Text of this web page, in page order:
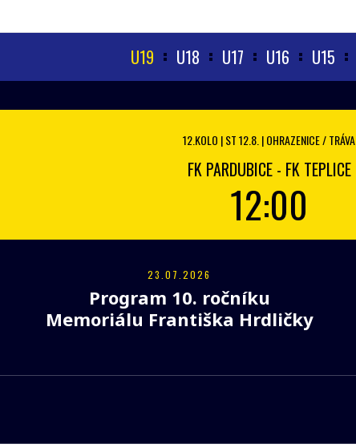
U19 U18 U17 U16 U15
12.KOLO | ST 12.8. | OHRAZENICE / TRÁVA
FK PARDUBICE - FK TEPLICE
12:00
23.07.2026
Program 10. ročníku
Memoriálu Františka Hrdličky